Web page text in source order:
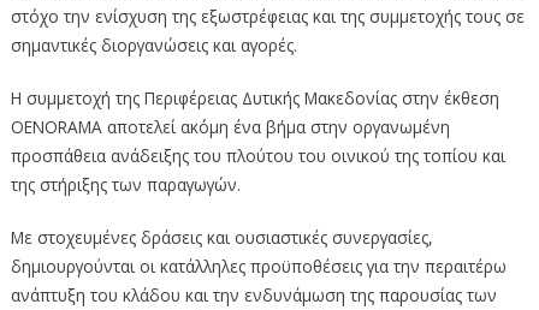
στόχο την ενίσχυση της εξωστρέφειας και της συμμετοχής τους σε
σημαντικές διοργανώσεις και αγορές.
Η συμμετοχή της Περιφέρειας Δυτικής Μακεδονίας στην έκθεση
OENORAMA αποτελεί ακόμη ένα βήμα στην οργανωμένη
προσπάθεια ανάδειξης του πλούτου του οινικού της τοπίου και
της στήριξης των παραγωγών.
Με στοχευμένες δράσεις και ουσιαστικές συνεργασίες,
δημιουργούνται οι κατάλληλες προϋποθέσεις για την περαιτέρω
ανάπτυξη του κλάδου και την ενδυνάμωση της παρουσίας των